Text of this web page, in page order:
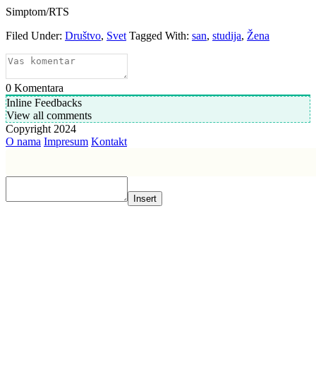
Simptom/RTS
Filed Under: Društvo, Svet Tagged With: san, studija, Žena
0 Komentara
Inline Feedbacks
View all comments
Copyright 2024
O nama Impresum Kontakt
Insert